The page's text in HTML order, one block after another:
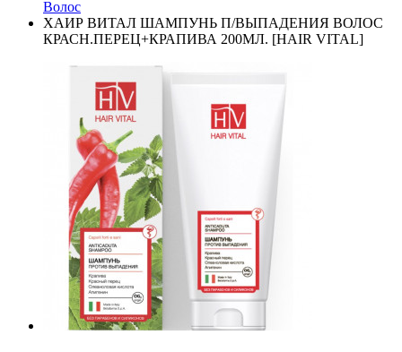
Волос
ХАИР ВИТАЛ ШАМПУНЬ П/ВЫПАДЕНИЯ ВОЛОС
КРАСН.ПЕРЕЦ+КРАПИВА 200МЛ. [HAIR VITAL]